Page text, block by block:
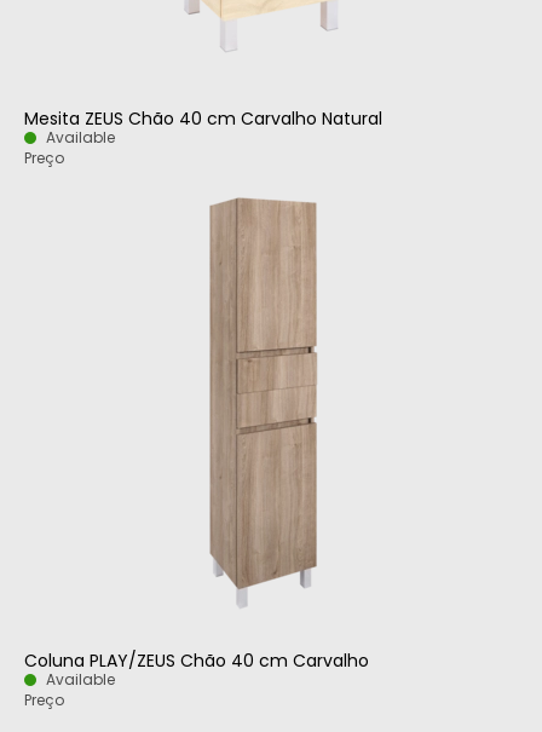
Mesita ZEUS Chão 40 cm Carvalho Natural
Available
Preço
Coluna PLAY/ZEUS Chão 40 cm Carvalho
Available
Preço